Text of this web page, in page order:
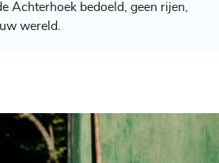
Achterhoek bedoeld, geen rijen,
wereld.